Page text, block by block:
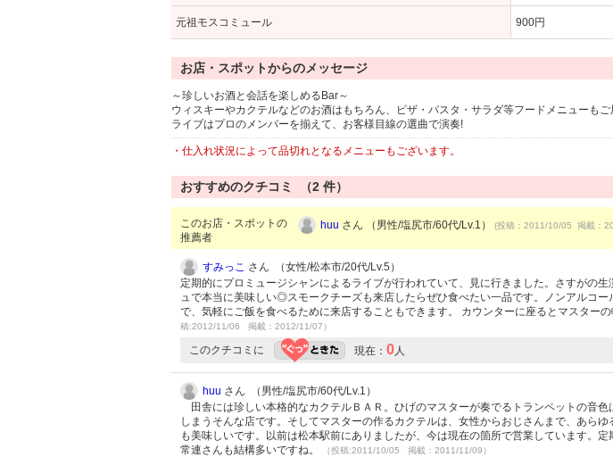
元祖モスコミュール 900円
お店・スポットからのメッセージ
～珍しいお酒と会話を楽しめるBar～
ウィスキーやカクテルなどのお酒はもちろん、ピザ・パスタ・サラダ等フードメニューも
ライブはプロのメンバーを揃えて、お客様目線の選曲で演奏!
・仕入れ状況によって品切れとなるメニューもございます。
おすすめのクチコミ （2 件）
このお店・スポットの
推薦者
huu さん （男性/塩尻市/60代/Lv.1） (投稿：2011/10/05 掲載：
すみっこ さん （女性/松本市/20代/Lv.5）
定期的にプロミュージシャンによるライブが行われていて、見に行きました。さすがの
ュで本当に美味しい◎スモークチーズも来店したらぜひ食べたい一品です。ノンアルコ
で、気軽にご飯を食べるために来店することもできます。 カウンターに座るとマスター
稿:2012/11/06 掲載：2012/11/07）
このクチコミに 現在： 0人
huu さん （男性/塩尻市/60代/Lv.1）
田舎には珍しい本格的なカクテルＢＡＲ。ひげのマスターが奏でるトランペットの音
しまうそんな店です。そしてマスターの作るカクテルは、女性からおじさんまで、あら
も美味しいです。以前は松本駅前にありましたが、今は現在の箇所で営業しています。定
常連さんも結構多いですね。
（投稿:2011/10/05 掲載：2011/11/09）